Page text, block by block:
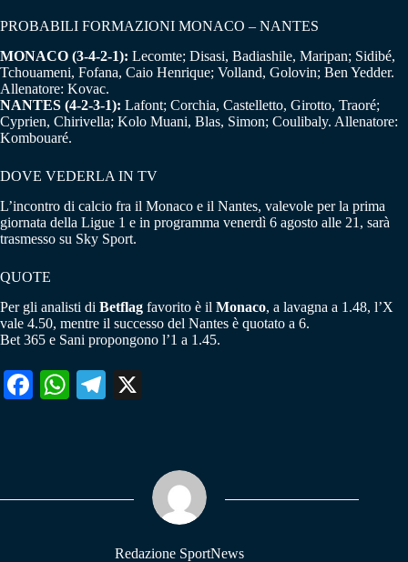
PROBABILI FORMAZIONI MONACO – NANTES
MONACO (3-4-2-1): Lecomte; Disasi, Badiashile, Maripan; Sidibé,
Tchouameni, Fofana, Caio Henrique; Volland, Golovin; Ben Yedder.
Allenatore: Kovac.
NANTES (4-2-3-1): Lafont; Corchia, Castelletto, Girotto, Traoré;
Cyprien, Chirivella; Kolo Muani, Blas, Simon; Coulibaly. Allenatore:
Kombouaré.
DOVE VEDERLA IN TV
L’incontro di calcio fra il Monaco e il Nantes, valevole per la prima
giornata della Ligue 1 e in programma venerdì 6 agosto alle 21, sarà
trasmesso su Sky Sport.
QUOTE
Per gli analisti di Betflag favorito è il Monaco, a lavagna a 1.48, l’X
vale 4.50, mentre il successo del Nantes è quotato a 6.
Bet 365 e Sani propongono l’1 a 1.45.
Fa W
pp
Te
m
Redazione SportNews